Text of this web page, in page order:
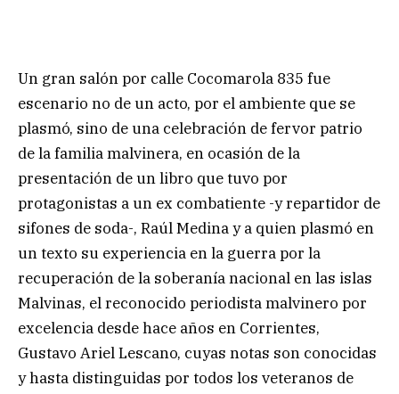
Un gran salón por calle Cocomarola 835 fue
escenario no de un acto, por el ambiente que se
plasmó, sino de una celebración de fervor patrio
de la familia malvinera, en ocasión de la
presentación de un libro que tuvo por
protagonistas a un ex combatiente -y repartidor de
sifones de soda-, Raúl Medina y a quien plasmó en
un texto su experiencia en la guerra por la
recuperación de la soberanía nacional en las islas
Malvinas, el reconocido periodista malvinero por
excelencia desde hace años en Corrientes,
Gustavo Ariel Lescano, cuyas notas son conocidas
y hasta distinguidas por todos los veteranos de